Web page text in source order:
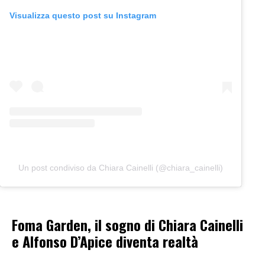
Visualizza questo post su Instagram
Un post condiviso da Chiara Cainelli (@chiara_cainelli)
Foma Garden, il sogno di Chiara Cainelli
e Alfonso D’Apice diventa realtà